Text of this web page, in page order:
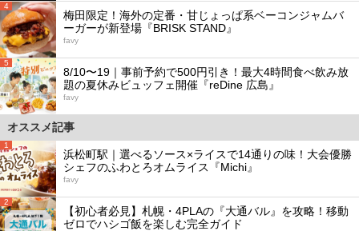
4
梅田限定！海外の定番・甘じょっぱ系ベーコンジャムバ
ーガーが新登場『BRISK STAND』
favy
5
8/10〜19｜事前予約で500円引き！最大4時間食べ飲み放
題の夏休みビュッフェ開催『reDine 広島』
favy
オススメ記事
1
浜松町駅｜選べるソース×ライスで14通りの味！大会優勝
シェフのふわとろオムライス『Michi』
favy
2
【初心者必見】札幌・4PLAの『大通バル』を攻略！移動
ゼロでハシゴ飯を楽しむ完全ガイド